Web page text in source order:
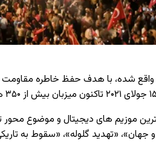
شده، با هدف حفظ خاطره مقاومت
۱۵ جولای ۲۰۲۱ تاکنون میزبان بیش از ۳۵۰
موزیم های دیجیتال و موضوع
«تهدید گلوله»، «سقوط به